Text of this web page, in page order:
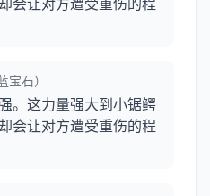
会让对方遭受重伤的程
石）
。这力量强大到小锯鳄
会让对方遭受重伤的程